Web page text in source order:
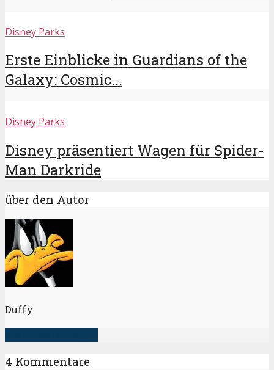
Disney Parks
Erste Einblicke in Guardians of the
Galaxy: Cosmic...
Disney Parks
Disney präsentiert Wagen für Spider-
Man Darkride
über den Autor
Duffy
4 Kommentare